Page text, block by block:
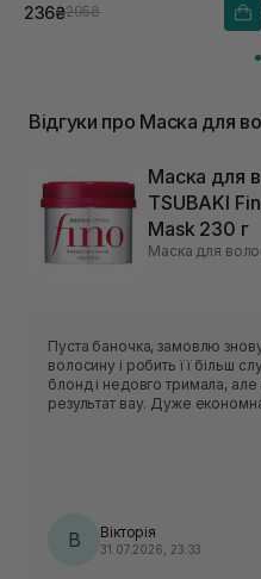
236₴295₴
Відгуки про Маска для
Маска для
TSUBAKI
Mask 230 г
Маска для
Пуста баночка, замовлю
волосину і робить її більш
блонд і недовго тримала, але
результат вау. Дуже
В Вікторія
31.07.2026, 23:33